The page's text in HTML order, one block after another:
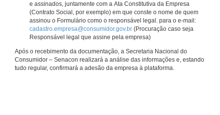
e assinados, juntamente com a Ata Constitutiva da Empresa
(Contrato Social, por exemplo) em que conste o nome de quem
assinou o Formulário como o responsável legal. para o e-mail:
cadastro.empresa@consumidor.gov.br (Procuração caso seja
Responsável legal que assine pela empresa)
Após o recebimento da documentação, a Secretaria Nacional do
Consumidor – Senacon realizará a análise das informações e, estando
tudo regular, confirmará a adesão da empresa à plataforma.